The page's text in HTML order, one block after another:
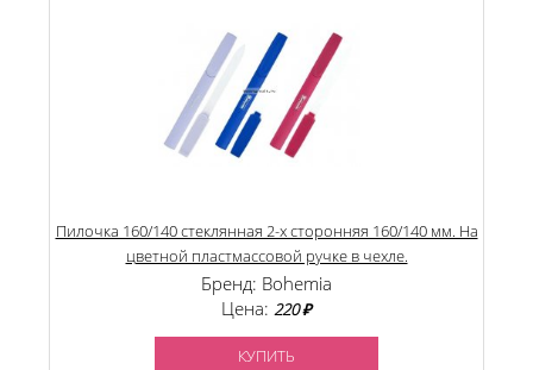
Пилочка 160/140 стеклянная 2-х сторонняя 160/140 мм. На
цветной пластмассовой ручке в чехле.
Бренд: Bohemia
Цена: 220 ₽
КУПИТЬ